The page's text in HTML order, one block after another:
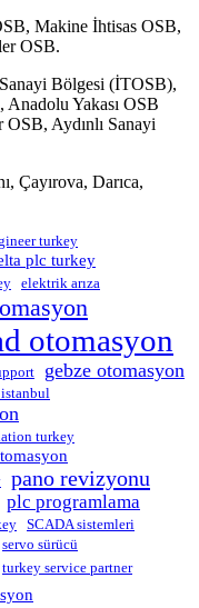
Makine İhtisas OSB,
OSB.
Bölgesi (İTOSB),
Yakası OSB
Aydınlı Sanayi
Çayırova, Darıca,
turkey
plc turkey
elektrik arıza
otomasyon
gebze otomasyon
turkey
pano revizyonu
plc programlama
SCADA sistemleri
servo sürücü
turkey service partner